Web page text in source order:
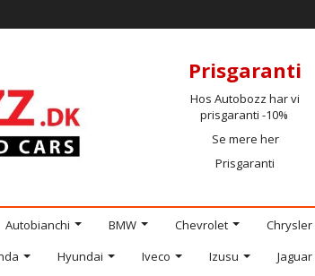
Prisgaranti
Hos Autobozz har vi
prisgaranti -10%
Se mere her
Prisgaranti
Autobianchi BMW Chevrolet Chrysler
Hyundai Iveco Izusu Jaguar